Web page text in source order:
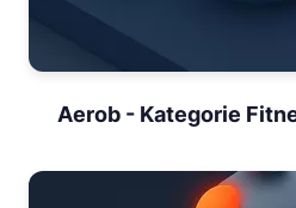
Aerob - Kategorie